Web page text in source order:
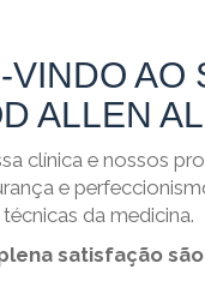
VINDO AO
ALLEN
clínica e nossos
e
da medicina.
satisfação